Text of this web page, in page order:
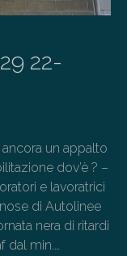
22-
ancora un appalto
dov’è ? –
e lavoratrici
di Autolinee
nera di ritardi
min.…